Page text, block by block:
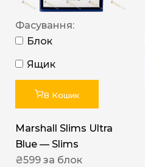
Фасування:
Блок
Ящик
В Кошик
Marshall Slims Ultra
Blue — Slims
₴599 за блок